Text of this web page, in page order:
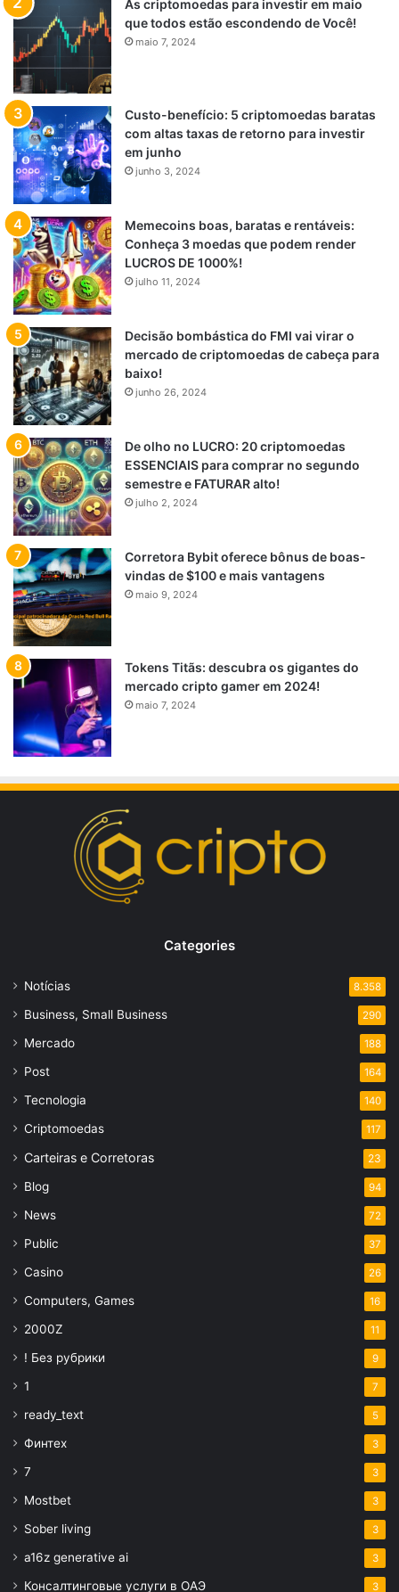
As criptomoedas para investir em maio
que todos estão escondendo de Você!
maio 7, 2024
Custo-benefício: 5 criptomoedas baratas
com altas taxas de retorno para investir
em junho
junho 3, 2024
Memecoins boas, baratas e rentáveis:
Conheça 3 moedas que podem render
LUCROS DE 1000%!
julho 11, 2024
Decisão bombástica do FMI vai virar o
mercado de criptomoedas de cabeça para
baixo!
junho 26, 2024
De olho no LUCRO: 20 criptomoedas
ESSENCIAIS para comprar no segundo
semestre e FATURAR alto!
julho 2, 2024
Corretora Bybit oferece bônus de boas-
vindas de $100 e mais vantagens
maio 9, 2024
Tokens Titãs: descubra os gigantes do
mercado cripto gamer em 2024!
maio 7, 2024
Categories
Notícias 8.358
Business, Small Business 290
Mercado 188
Post 164
Tecnologia 140
Criptomoedas 117
Carteiras e Corretoras 23
Blog 94
News 72
Public 37
Casino 26
Computers, Games 16
2000Z 11
! Без рубрики 9
1 7
ready_text 5
Финтех 3
7 3
Mostbet 3
Sober living 3
a16z generative ai 3
Консалтинговые услуги в ОАЭ 3